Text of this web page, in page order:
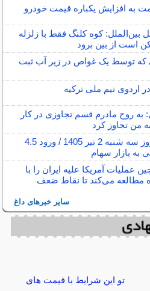
به افزایش یکباره قیمت خودرو
بین‌الملل: کوه کلنگ فقط با زلزله‌
توسط یک غواص در زیر آب ثبت
اردوی تیم ملی ترکیه
روح مادرم قسم تجاوزی در کار
من تجاوز کرد
پایان بورس امروز سه شنبه 2 تیر 1405 / ورود 4.5
بازار سهام
عملیات آمریکا علیه ایران را با
مطالعه می‌کند تا نقاط ضعف
سایر خبرهای داغ
تو این شرایط با قیمت های